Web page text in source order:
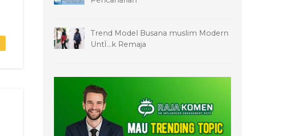
Trend Model Busana muslim Modern
UntÏ…k Remaja